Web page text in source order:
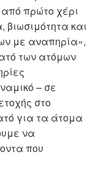
πρώτο χέρι
βιωσιμότητα και
με αναπηρία»,
των ατόμων
– σε
στο
για τα άτομα
να
που